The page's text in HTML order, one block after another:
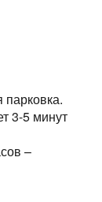
3-5 минут
–